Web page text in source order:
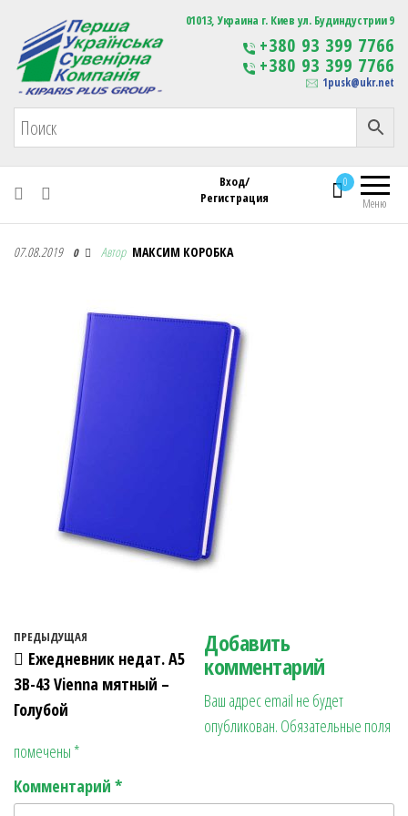
Первая Украинская Сувенирная Компания Изготовление
сувенирной продукции
с логотипом
01013, Украина г. Киев ул. Будиндустрии 9
+380 93 399 7766
+380 93 399 7766
1pusk@ukr.net
Меню
0
Вход/
Регистрация
Первая Украинская Сувенирная Компания
07.08.2019 0 Автор МАКСИМ КОРОБКА
Навигация по записям
Предыдущая запись
ПРЕДЫДУЩАЯ
Ежедневник недат. А5
ЗВ-43 Vienna мятный –
Голубой
Добавить
комментарий
Ваш адрес email не будет
опубликован. Обязательные поля
помечены *
Комментарий *